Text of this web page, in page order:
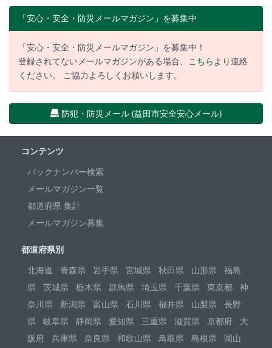
「安心・安全・防災メールマガジン」を募集中
「安心・安全・防災メールマガジン」を募集中！
登録されてないメールマガジンがある場合、 こちらより連絡
ください。 ご協力よろしくお願いします。
防犯・防災メール (益田市安全安心メール)
コンテンツ
バックナンバー検索
メールマガジン一覧
都道府県 集計
メールマガジン募集
都道府県別
北海道
青森県 岩手県 宮城県 秋田県 山形県
福島
県
茨城県 栃木県 群馬県 埼玉県 千葉県 東京都
神
奈川県
新潟県 富山県 石川県 福井県 山梨県
長野
県
岐阜県 静岡県 愛知県 三重県 滋賀県 京都府
大
阪府
兵庫県 奈良県 和歌山県 鳥取県 島根県 岡山